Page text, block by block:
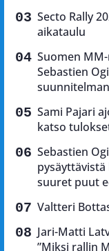
Secto Rally
aikataulu
Suomen
Sebastien
Sami Pajari
katso
Sebastien
suuret puut
Valtteri
Jari-Matti
”Miksi rallin